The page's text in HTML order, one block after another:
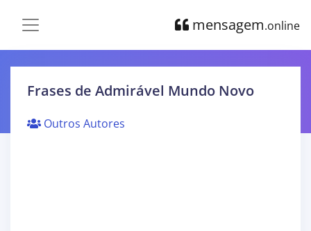
mensagem.online
Frases de Admirável Mundo Novo
Outros Autores